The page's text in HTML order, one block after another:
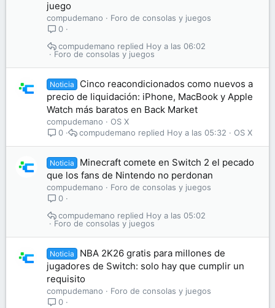
juego
compudemano
Foro de consolas y juegos
0
Foro de consolas y juegos
Hoy a las 06:02
compudemano
Noticia
Cinco reacondicionados como nuevos a
precio de liquidación: iPhone, MacBook y Apple
Watch más baratos en Back Market
compudemano
OS X
0
OS X
Hoy a las 05:32
compudemano
Noticia
Minecraft comete en Switch 2 el pecado
que los fans de Nintendo no perdonan
compudemano
Foro de consolas y juegos
0
Foro de consolas y juegos
Hoy a las 05:02
compudemano
Noticia
NBA 2K26 gratis para millones de
jugadores de Switch: solo hay que cumplir un
requisito
compudemano
Foro de consolas y juegos
0